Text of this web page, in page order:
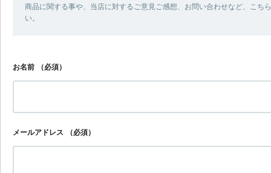
商品に関する事や、当店に対するご意見ご感想、お問い合わせなど、こち
い。
お名前 （必須）
メールアドレス （必須）